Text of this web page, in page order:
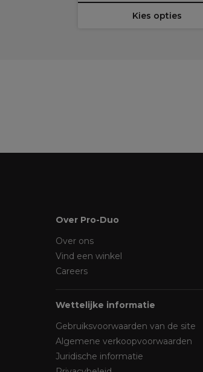
Kies opties
Over Pro-Duo
Over ons
Vind een winkel
Careers
Wettelijke informatie
Gebruiksvoorwaarden van de site
Algemene verkoopvoorwaarden
Juridische informatie